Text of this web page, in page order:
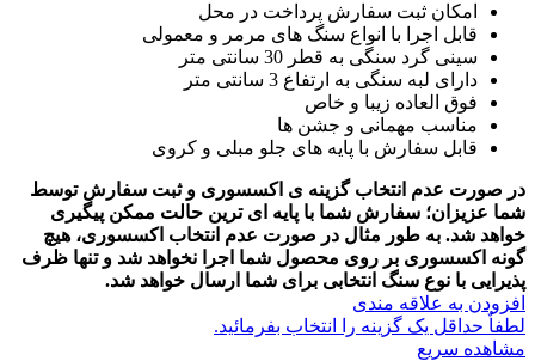
امکان ثبت سفارش پرداخت در محل
قابل اجرا با انواع سنگ های مرمر و معمولی
سینی گرد سنگی به قطر 30 سانتی متر
دارای لبه سنگی به ارتفاع 3 سانتی متر
فوق العاده زیبا و خاص
مناسب مهمانی و جشن ها
قابل سفارش با پایه های جلو مبلی و کروی
در صورت عدم انتخاب گزینه ی اکسسوری و ثبت سفارش توسط
شما عزیزان؛ سفارش شما با پایه ای ترین حالت ممکن پیگیری
خواهد شد. به طور مثال در صورت عدم انتخاب اکسسوری، هیچ
گونه اکسسوری بر روی محصول شما اجرا نخواهد شد و تنها ظرف
پذیرایی با نوع سنگ انتخابی برای شما ارسال خواهد شد.
افزودن به علاقه مندی
لطفاٌ حداقل یک گزینه را انتخاب بفرمائید.
مشاهده سریع